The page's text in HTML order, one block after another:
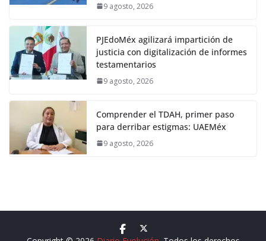
9 agosto, 2026
PJEdoMéx agilizará impartición de
justicia con digitalización de informes
testamentarios
9 agosto, 2026
Comprender el TDAH, primer paso
para derribar estigmas: UAEMéx
9 agosto, 2026